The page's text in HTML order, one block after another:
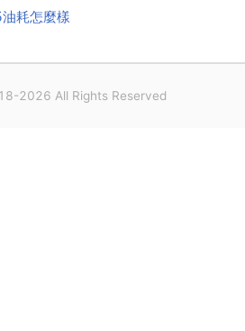
耗怎麼樣
2026 All Rights Reserved